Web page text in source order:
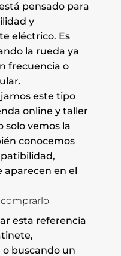
pensado para
y
eléctrico. Es
la rueda ya
frecuencia o
este tipo
online y taller
solo vemos la
conocemos
aparecen en el
esta referencia
buscando un